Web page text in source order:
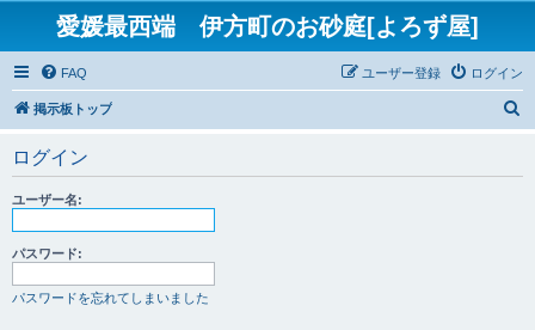
愛媛最西端 伊方町のお砂庭[よろず屋]
FAQ ログイン
ユーザー登録
掲示板トップ
ログイン
ユーザー名:
パスワード:
パスワードを忘れてしまいました